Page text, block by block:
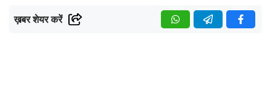
ख़बर शेयर करें